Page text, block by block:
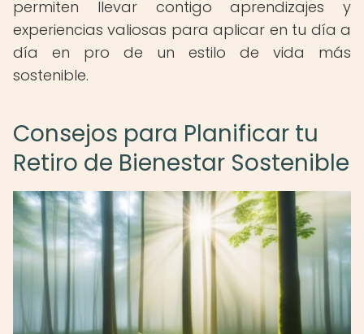
permiten llevar contigo aprendizajes y
experiencias valiosas para aplicar en tu día a
día en pro de un estilo de vida más
sostenible.
Consejos para Planificar tu
Retiro de Bienestar Sostenible